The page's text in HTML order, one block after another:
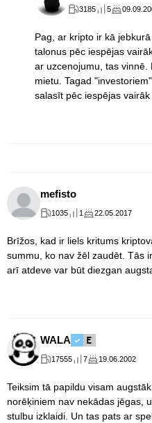
3185 5
Pag, ar kripto ir kā
talonus pēc iespējas
ar uzcenojumu, tas vinnē.
mietu. Tagad
salasīt pēc iespējas
mefisto
1035 1 22.05.2017
Brīžos, kad ir liels kritums
summu, ko nav žēl zaudēt. Tās
arī atdeve var būt diezgan
WALA
17555 7 19.06.2002
Teiksim tā papildu visam
norēķiniem nav nekādas jēgas,
stulbu izklaidi. Un tas pats ar